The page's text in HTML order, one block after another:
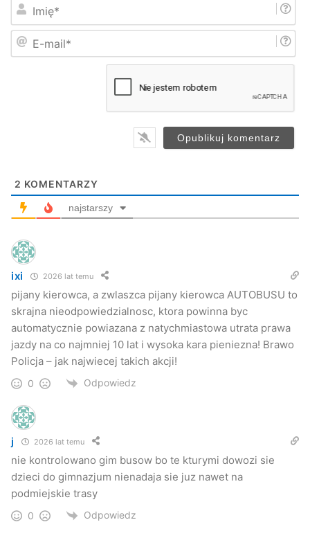
i
m
2 KOMENTARZY
najstarszy
ixi 2026 lat temu
pijany kierowca, a zwlaszca pijany kierowca AUTOBUSU to
skrajna nieodpowiedzialnosc, ktora powinna byc
automatycznie powiazana z natychmiastowa utrata prawa
jazdy na co najmniej 10 lat i wysoka kara pieniezna! Brawo
Policja – jak najwiecej takich akcji!
0 Odpowiedz
j 2026 lat temu
nie kontrolowano gim busow bo te kturymi dowozi sie
dzieci do gimnazjum nienadaja sie juz nawet na
podmiejskie trasy
0 Odpowiedz